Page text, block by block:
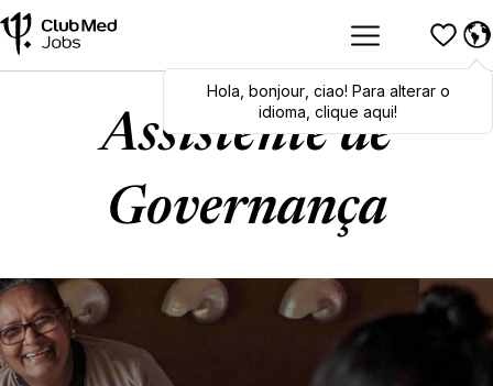
Hola,bonjour,ciao! To switch
languages, click here!
Hola bonjour, ciao! Para alterar o
idioma, clique aqui!
Assistente de
Governança